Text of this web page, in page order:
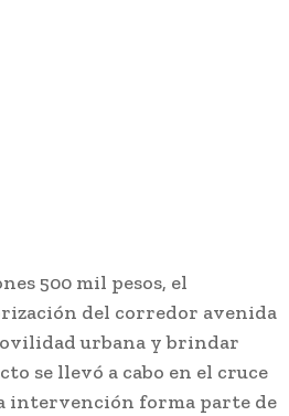
500 mil pesos, el
del corredor avenida
urbana y brindar
se llevó a cabo en el cruce
intervención forma parte de